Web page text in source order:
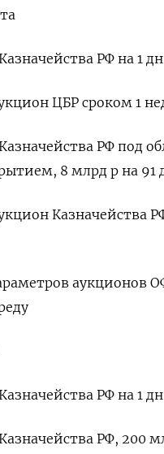
РФ на 1 дн
ЦБР сроком 1
РФ под
8 млрд р на 91
Казначейства
аукционов
РФ на 1 дн
РФ, 200